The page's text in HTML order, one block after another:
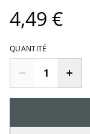
4,49 €
QUANTITÉ